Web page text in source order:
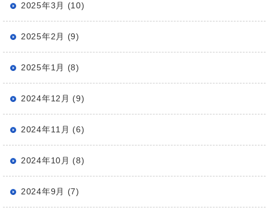
2025年3月 (10)
2025年2月 (9)
2025年1月 (8)
2024年12月 (9)
2024年11月 (6)
2024年10月 (8)
2024年9月 (7)